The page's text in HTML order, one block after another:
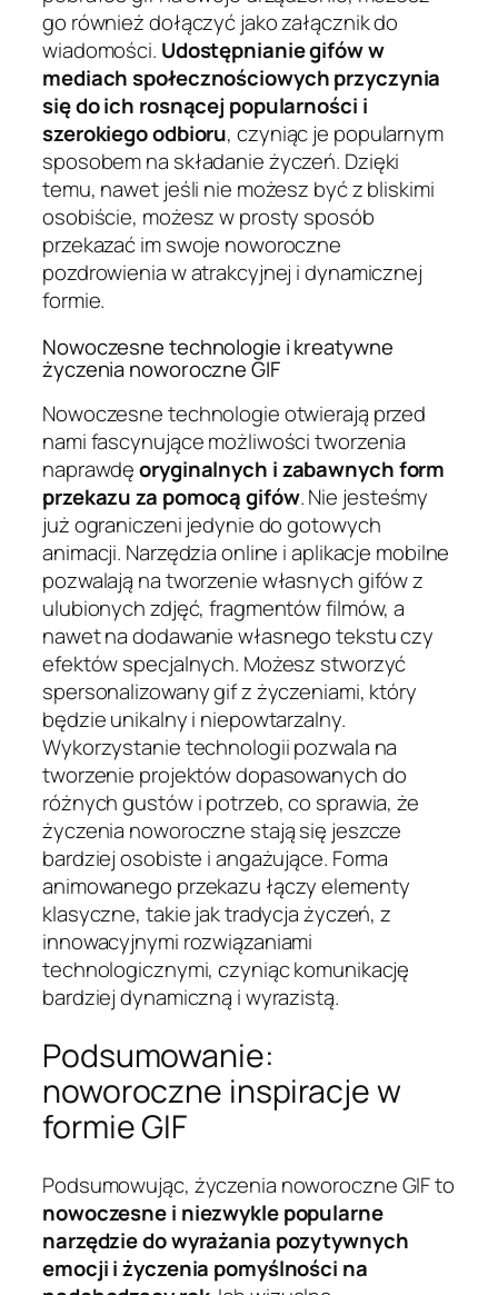
go również dołączyć jako załącznik do
wiadomości. Udostępnianie gifów w
mediach społecznościowych przyczynia
się do ich rosnącej popularności i
szerokiego odbioru, czyniąc je popularnym
sposobem na składanie życzeń. Dzięki
temu, nawet jeśli nie możesz być z bliskimi
osobiście, możesz w prosty sposób
przekazać im swoje noworoczne
pozdrowienia w atrakcyjnej i dynamicznej
formie.
Nowoczesne technologie i kreatywne
życzenia noworoczne GIF
Nowoczesne technologie otwierają przed
nami fascynujące możliwości tworzenia
naprawdęoryginalnych i zabawnych form
przekazu za pomocą gifów. Nie jesteśmy
już ograniczeni jedynie do gotowych
animacji. Narzędzia online i aplikacje mobilne
pozwalają na tworzenie własnych gifów z
ulubionych zdjęć, fragmentów filmów, a
nawet na dodawanie własnego tekstu czy
efektów specjalnych. Możesz stworzyć
spersonalizowany gif z życzeniami, który
będzie unikalny i niepowtarzalny.
Wykorzystanie technologii pozwala na
tworzenie projektów dopasowanych do
różnych gustów i potrzeb, co sprawia, że
życzenia noworoczne stają się jeszcze
bardziej osobiste i angażujące. Forma
animowanego przekazu łączy elementy
klasyczne, takie jak tradycja życzeń, z
innowacyjnymi rozwiązaniami
technologicznymi, czyniąc komunikację
bardziej dynamiczną i wyrazistą.
Podsumowanie:
noworoczne inspiracje w
formie GIF
Podsumowując, życzenia noworoczne GIF to
nowoczesne i niezwykle popularne
narzędzie do wyrażania pozytywnych
emocji i życzenia pomyślności na